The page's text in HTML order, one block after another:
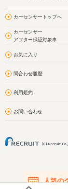
カーセンサートップへ
カーセンサー
アフター保証対象車
お気に入り
問合わせ履歴
利用規約
お問い合わせ
人気の